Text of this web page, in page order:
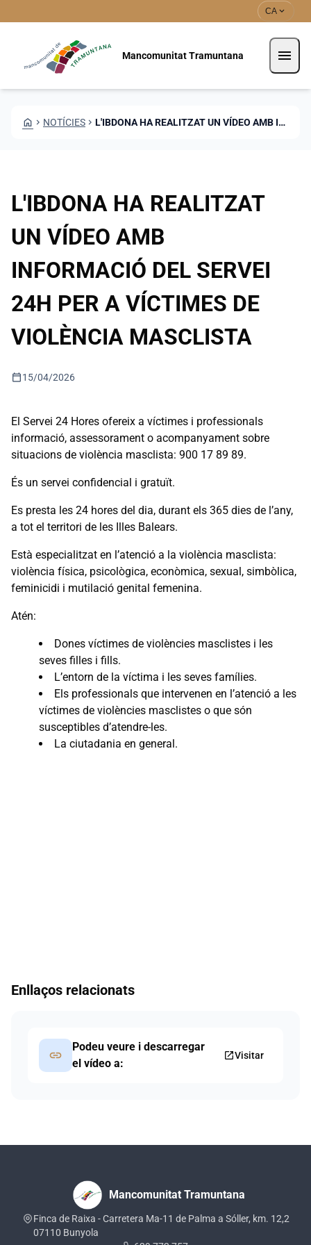
CA expand_more
Mancomunitat Tramuntana menu
HOME CHEVRON_RIGHT NOTÍCIES CHEVRON_RIGHT L'IBDONA HA REALITZAT UN VÍDEO AMB INFORMACIÓ DEL SERVEI 24H PER A VÍCTIMES DE VIOLÈNCIA MASCLISTA
L'IBDONA HA REALITZAT
UN VÍDEO AMB
INFORMACIÓ DEL SERVEI
24H PER A VÍCTIMES DE
VIOLÈNCIA MASCLISTA
calendar_today15/04/2026
El Servei 24 Hores ofereix a víctimes i professionals
informació, assessorament o acompanyament sobre
situacions de violència masclista: 900 17 89 89.
És un servei confidencial i gratuït.
Es presta les 24 hores del dia, durant els 365 dies de l’any,
a tot el territori de les Illes Balears.
Està especialitzat en l’atenció a la violència masclista:
violència física, psicològica, econòmica, sexual, simbòlica,
feminicidi i mutilació genital femenina.
Atén:
Dones víctimes de violències masclistes i les
seves filles i fills.
L’entorn de la víctima i les seves famílies.
Els professionals que intervenen en l’atenció a les
víctimes de violències masclistes o que són
susceptibles d’atendre-les.
La ciutadania en general.
Enllaços relacionats
link
Podeu veure i descarregar
el vídeo a:
open_in_newVisitar
Mancomunitat Tramuntana
Finca de Raixa - Carretera Ma-11 de Palma a Sóller, km. 12,2
07110 Bunyola